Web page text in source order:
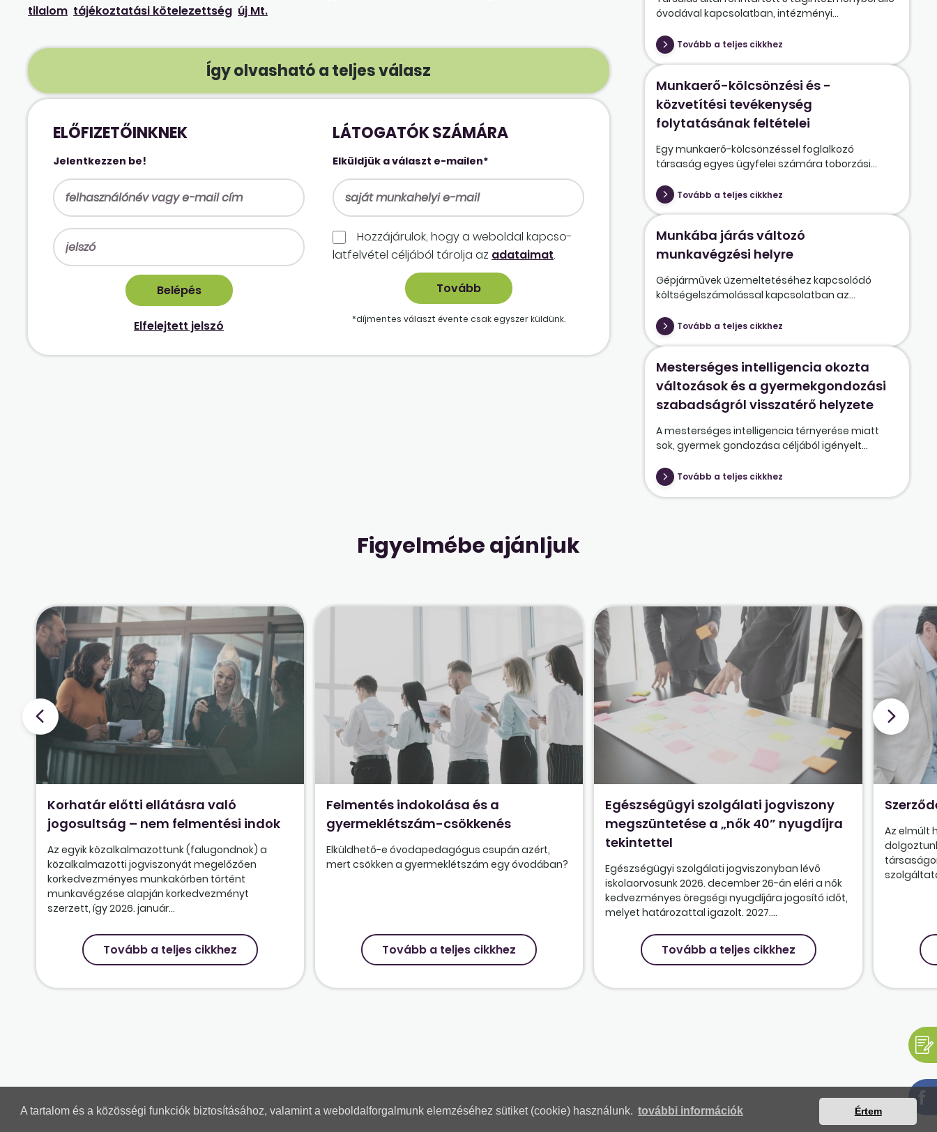
A tartalom és a közösségi funkciók biztosításához, valamint a weboldalforgalmunk elemzéséhez sütiket (cookie) használunk. további információk Értem
tilalom tájékoztatási kötelezettség új Mt.
Így olvasható a teljes válasz
ELŐFIZETŐINKNEK
Jelentkezzen be!
Elfelejtett jelszó
LÁTOGATÓK SZÁMÁRA
Elküldjük a választ e-mailen*
Hozzájárulok, hogy a weboldal kapcso­
lat­felvétel céljából tárolja az adataimat.
*díjmentes választ évente csak egyszer küldünk.
óvodával kapcsolatban, intézményi...
Tovább a teljes cikkhez
Munkaerő-kölcsönzési és -
közvetítési tevékenység
folytatásának feltételei
Egy munkaerő-kölcsönzéssel foglalkozó
társaság egyes ügyfelei számára toborzási...
Tovább a teljes cikkhez
Munkába járás változó
munkavégzési helyre
Gépjárművek üzemeltetéséhez kapcsolódó
költségelszámolással kapcsolatban az...
Tovább a teljes cikkhez
Mesterséges intelligencia okozta
változások és a gyermekgondozási
szabadságról visszatérő helyzete
A mesterséges intelligencia térnyerése miatt
sok, gyermek gondozása céljából igényelt...
Tovább a teljes cikkhez
Figyelmébe ajánljuk
Korhatár előtti ellátásra való
jogosultság – nem felmentési indok
Az egyik közalkalmazottunk (falugondnok) a
közalkalmazotti jogviszonyát megelőzően
korkedvezményes munkakörben történt
munkavégzése alapján korkedvezményt
szerzett, így 2026. január...
Tovább a teljes cikkhez
Felmentés indokolása és a
gyermeklétszám-csökkenés
Elküldhető-e óvodapedagógus csupán azért,
mert csökken a gyermeklétszám egy óvodában?
Tovább a teljes cikkhez
Egészségügyi szolgálati jogviszony
megszüntetése a „nők 40” nyugdíjra
tekintettel
Egészségügyi szolgálati jogviszonyban lévő
iskolaorvosunk 2026. december 26-án eléri a nők
kedvezményes öregségi nyugdíjára jogosító időt,
melyet határozattal igazolt. 2027....
Tovább a teljes cikkhez
Az elmúlt